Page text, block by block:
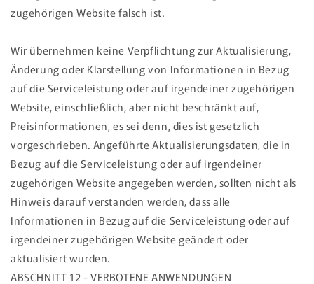
zugehörigen Website falsch ist.
Wir übernehmen keine Verpflichtung zur Aktualisierung,
Änderung oder Klarstellung von Informationen in Bezug
auf die Serviceleistung oder auf irgendeiner zugehörigen
Website, einschließlich, aber nicht beschränkt auf,
Preisinformationen, es sei denn, dies ist gesetzlich
vorgeschrieben. Angeführte Aktualisierungsdaten, die in
Bezug auf die Serviceleistung oder auf irgendeiner
zugehörigen Website angegeben werden, sollten nicht als
Hinweis darauf verstanden werden, dass alle
Informationen in Bezug auf die Serviceleistung oder auf
irgendeiner zugehörigen Website geändert oder
aktualisiert wurden.
ABSCHNITT 12 - VERBOTENE ANWENDUNGEN